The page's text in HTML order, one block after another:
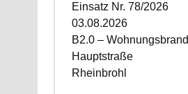
Einsatz Nr. 78/2026
03.08.2026
B2.0 – Wohnungsbrand
Hauptstraße
Rheinbrohl